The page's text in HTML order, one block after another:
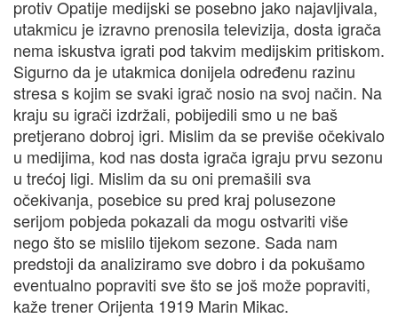
protiv Opatije medijski se posebno jako najavljivala,
utakmicu je izravno prenosila televizija, dosta igrača
nema iskustva igrati pod takvim medijskim pritiskom.
Sigurno da je utakmica donijela određenu razinu
stresa s kojim se svaki igrač nosio na svoj način. Na
kraju su igrači izdržali, pobijedili smo u ne baš
pretjerano dobroj igri. Mislim da se previše očekivalo
u medijima, kod nas dosta igrača igraju prvu sezonu
u trećoj ligi. Mislim da su oni premašili sva
očekivanja, posebice su pred kraj polusezone
serijom pobjeda pokazali da mogu ostvariti više
nego što se mislilo tijekom sezone. Sada nam
predstoji da analiziramo sve dobro i da pokušamo
eventualno popraviti sve što se još može popraviti,
kaže trener Orijenta 1919 Marin Mikac.